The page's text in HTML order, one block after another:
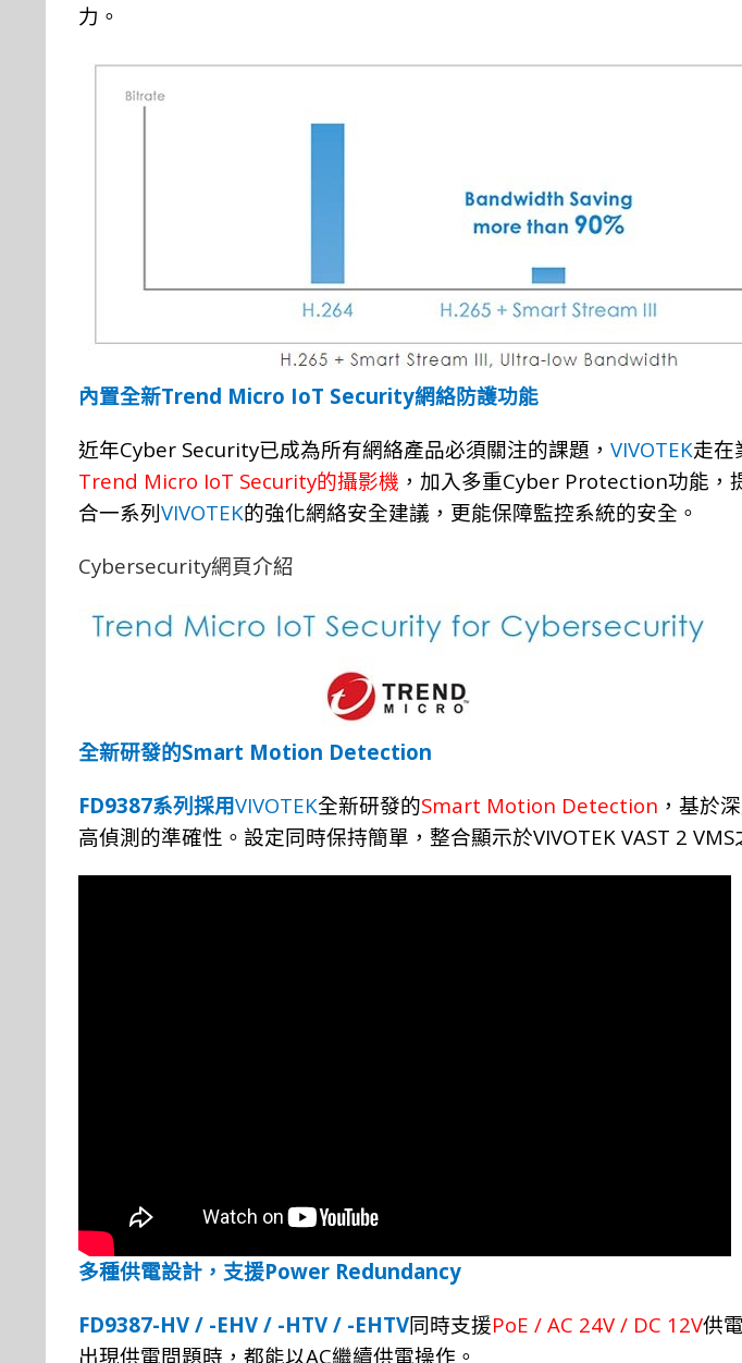
力。
內置全新Trend Micro IoT Security網絡防護功能
近年Cyber Security已成為所有網絡產品必須關注的課題， VIVOTEK走在
Trend Micro IoT Security的攝影機 ，加入多重Cyber Protection功能，
合一系列 VIVOTEK的強化網絡安全建議，更能保障監控系統的安全。
Cybersecurity網頁介紹
全新研發的Smart Motion Detection
FD9387系列 採用VIVOTEK全新研發的Smart Motion Detection ，基於
高偵測的準確性。設定同時保持簡單，整合顯示於VIVOTEK VAST 2 VMS
多種供電設計，支援Power Redundancy
FD9387-HV / -EHV / -HTV / -EHTV同時支援PoE / AC 24V / DC 12V供
出現供電問題時，都能以AC繼續供電操作。